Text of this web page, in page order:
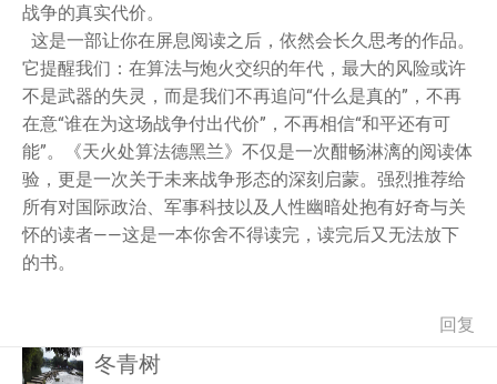
战争的真实代价。
这是一部让你在屏息阅读之后，依然会长久思考的作品。
它提醒我们：在算法与炮火交织的年代，最大的风险或许
不是武器的失灵，而是我们不再追问“什么是真的”，不再
在意“谁在为这场战争付出代价”，不再相信“和平还有可
能”。《天火处算法德黑兰》不仅是一次酣畅淋漓的阅读体
验，更是一次关于未来战争形态的深刻启蒙。强烈推荐给
所有对国际政治、军事科技以及人性幽暗处抱有好奇与关
怀的读者——这是一本你舍不得读完，读完后又无法放下
的书。
回复
冬青树